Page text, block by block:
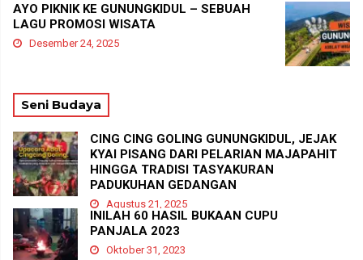
AYO PIKNIK KE GUNUNGKIDUL – SEBUAH
LAGU PROMOSI WISATA
Desember 24, 2025
Seni Budaya
CING CING GOLING GUNUNGKIDUL, JEJAK
KYAI PISANG DARI PELARIAN MAJAPAHIT
HINGGA TRADISI TASYAKURAN
PADUKUHAN GEDANGAN
Agustus 21, 2025
INILAH 60 HASIL BUKAAN CUPU
PANJALA 2023
Oktober 31, 2023